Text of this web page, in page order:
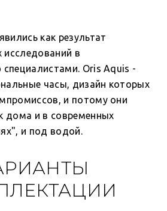
как результат
в
специалистами. Oris Aquis -
часы, дизайн которых
и потому они
дома и в современных
и под водой.